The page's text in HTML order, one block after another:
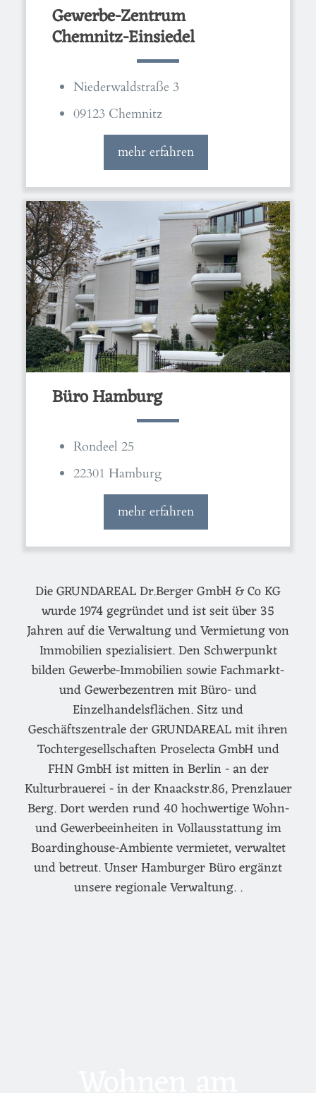
Gewerbe-Zentrum
Chemnitz-Einsiedel
Niederwaldstraße 3
09123 Chemnitz
mehr erfahren
Büro Hamburg
Rondeel 25
22301 Hamburg
mehr erfahren
Die GRUNDAREAL Dr.Berger GmbH & Co KG
wurde 1974 gegründet und ist seit über 35
Jahren auf die Verwaltung und Vermietung von
Immobilien spezialisiert. Den Schwerpunkt
bilden Gewerbe-Immobilien sowie Fachmarkt-
und Gewerbezentren mit Büro- und
Einzelhandelsflächen. Sitz und
Geschäftszentrale der GRUNDAREAL mit ihren
Tochtergesellschaften Proselecta GmbH und
FHN GmbH ist mitten in Berlin - an der
Kulturbrauerei - in der Knaackstr.86, Prenzlauer
Berg. Dort werden rund 40 hochwertige Wohn-
und Gewerbeeinheiten in Vollausstattung im
Boardinghouse-Ambiente vermietet, verwaltet
und betreut. Unser Hamburger Büro ergänzt
unsere regionale Verwaltung. .